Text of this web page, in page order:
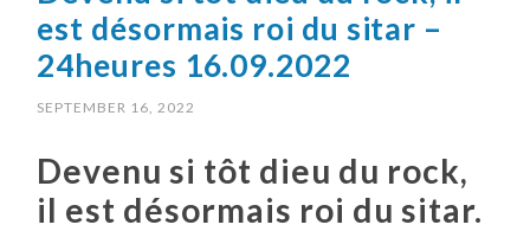
est désormais roi du sitar –
24heures 16.09.2022
SEPTEMBER 16, 2022
Devenu si tôt dieu du rock,
il est désormais roi du sitar.